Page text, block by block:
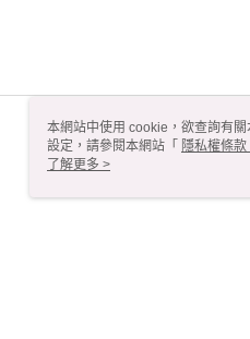
本網站中使用 cookie，欲查詢有
設定，請參閱本網站「 隱私權條款
使用 cookie。
了解更多 >